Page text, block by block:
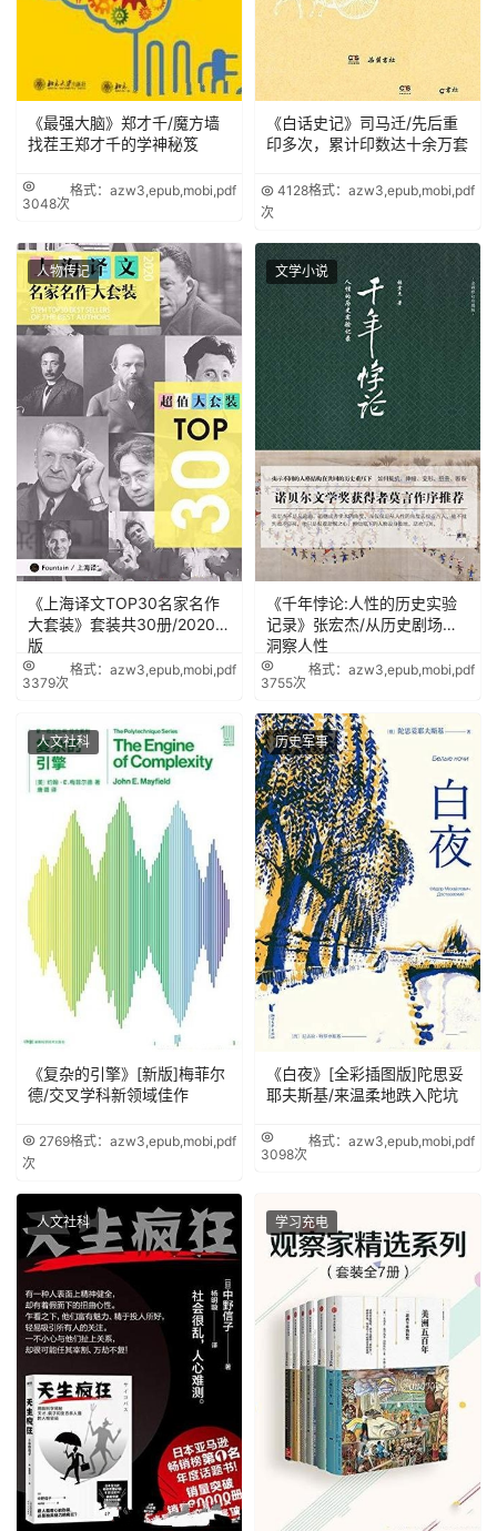
《最强大脑》郑才千/魔方墙
找茬王郑才千的学神秘笈
3048次
格式：azw3,epub,mobi,pdf
《白话史记》司马迁/先后重
印多次，累计印数达十余万套
4128
次
格式：azw3,epub,mobi,pdf
人物传记
《上海译文TOP30名家名作
大套装》套装共30册/2020年
版
3379次
格式：azw3,epub,mobi,pdf
文学小说
《千年悖论:人性的历史实验
记录》张宏杰/从历史剧场里
洞察人性
3755次
格式：azw3,epub,mobi,pdf
人文社科
《复杂的引擎》[新版]梅菲尔
德/交叉学科新领域佳作
2769
次
格式：azw3,epub,mobi,pdf
历史军事
《白夜》[全彩插图版]陀思妥
耶夫斯基/来温柔地跌入陀坑
3098次
格式：azw3,epub,mobi,pdf
人文社科 学习充电